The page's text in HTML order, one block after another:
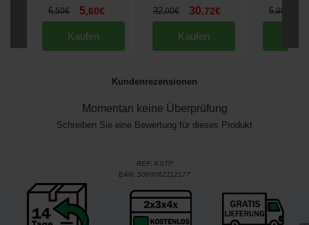
6,50€ 5,60€
Kaufen
32,00€ 30,72€
Kaufen
5,90
Kundenrezensionen
Momentan keine Überprüfung
Schreiben Sie eine Bewertung für dieses Produkt
REF: KSTP
EAN: 5060062112177